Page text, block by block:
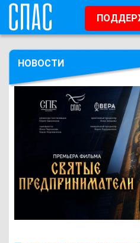
НОВОСТИ